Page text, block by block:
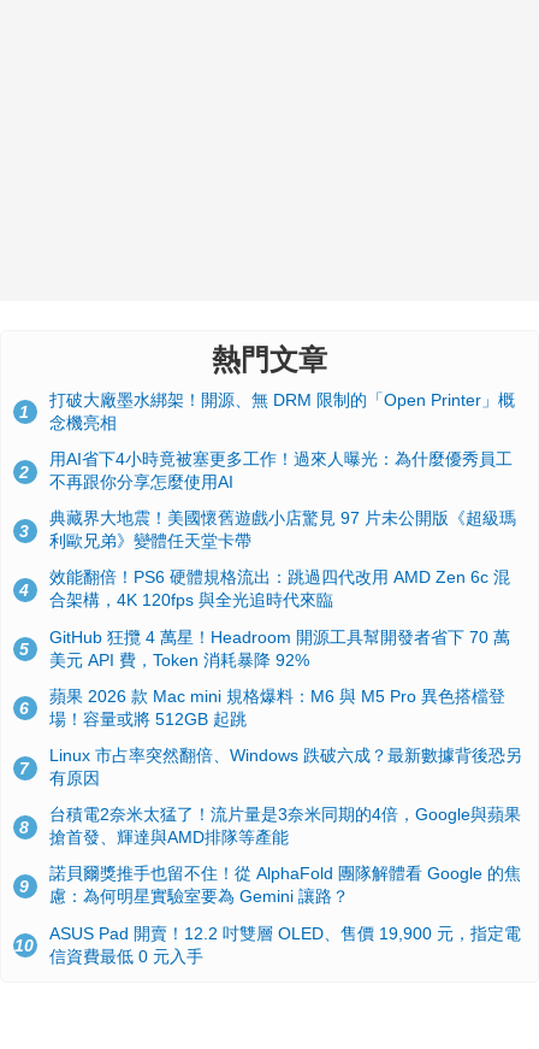
熱門文章
1
打破大廠墨水綁架！開源、無 DRM 限制的「Open Printer」概
念機亮相
2
用AI省下4小時竟被塞更多工作！過來人曝光：為什麼優秀員工
不再跟你分享怎麼使用AI
3
典藏界大地震！美國懷舊遊戲小店驚見 97 片未公開版《超級瑪
利歐兄弟》變體任天堂卡帶
4
效能翻倍！PS6 硬體規格流出：跳過四代改用 AMD Zen 6c 混
合架構，4K 120fps 與全光追時代來臨
5
GitHub 狂攬 4 萬星！Headroom 開源工具幫開發者省下 70 萬
美元 API 費，Token 消耗暴降 92%
6
蘋果 2026 款 Mac mini 規格爆料：M6 與 M5 Pro 異色搭檔登
場！容量或將 512GB 起跳
7
Linux 市占率突然翻倍、Windows 跌破六成？最新數據背後恐另
有原因
8
台積電2奈米太猛了！流片量是3奈米同期的4倍，Google與蘋果
搶首發、輝達與AMD排隊等產能
9
諾貝爾獎推手也留不住！從 AlphaFold 團隊解體看 Google 的焦
慮：為何明星實驗室要為 Gemini 讓路？
10
ASUS Pad 開賣！12.2 吋雙層 OLED、售價 19,900 元，指定電
信資費最低 0 元入手